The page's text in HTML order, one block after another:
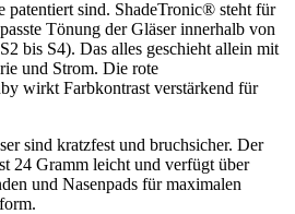
patentiert sind. ShadeTronic® steht für
Tönung der Gläser innerhalb von
bis S4). Das alles geschieht allein mit
und Strom. Die rote
wirkt Farbkontrast verstärkend für
sind kratzfest und bruchsicher. Der
24 Gramm leicht und verfügt über
und Nasenpads für maximalen